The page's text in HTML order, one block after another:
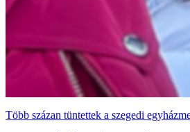
Több százan tüntettek a szegedi